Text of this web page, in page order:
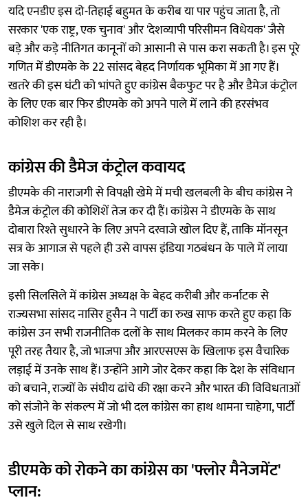
यदि एनडीए इस दो-तिहाई बहुमत के करीब या पार पहुंच जाता है, तो
सरकार 'एक राष्ट्र, एक चुनाव' और 'देशव्यापी परिसीमन विधेयक' जैसे
बड़े और कड़े नीतिगत कानूनों को आसानी से पास करा सकती है। इस पूरे
गणित में डीएमके के 22 सांसद बेहद निर्णायक भूमिका में आ गए हैं।
खतरे की इस घंटी को भांपते हुए कांग्रेस बैकफुट पर है और डैमेज कंट्रोल
के लिए एक बार फिर डीएमके को अपने पाले में लाने की हरसंभव
कोशिश कर रही है।
कांग्रेस की डैमेज कंट्रोल कवायद
डीएमके की नाराजगी से विपक्षी खेमे में मची खलबली के बीच कांग्रेस ने
डैमेज कंट्रोल की कोशिशें तेज कर दी हैं। कांग्रेस ने डीएमके के साथ
दोबारा रिश्ते सुधारने के लिए अपने दरवाजे खोल दिए हैं, ताकि मॉनसून
सत्र के आगाज से पहले ही उसे वापस इंडिया गठबंधन के पाले में लाया
जा सके।
इसी सिलसिले में कांग्रेस अध्यक्ष के बेहद करीबी और कर्नाटक से
राज्यसभा सांसद नासिर हुसैन ने पार्टी का रुख साफ करते हुए कहा कि
कांग्रेस उन सभी राजनीतिक दलों के साथ मिलकर काम करने के लिए
पूरी तरह तैयार है, जो भाजपा और आरएसएस के खिलाफ इस वैचारिक
लड़ाई में उनके साथ हैं। उन्होंने आगे जोर देकर कहा कि देश के संविधान
को बचाने, राज्यों के संघीय ढांचे की रक्षा करने और भारत की विविधताओं
को संजोने के संकल्प में जो भी दल कांग्रेस का हाथ थामना चाहेगा, पार्टी
उसे खुले दिल से साथ रखेगी।
डीएमके को रोकने का कांग्रेस का 'फ्लोर मैनेजमेंट'
प्लान: